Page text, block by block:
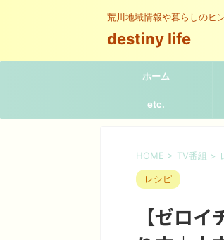
荒川地域情報や暮らしのヒ
destiny life
ホーム
etc.
HOME > TV番組 >
レシピ
【ゼロ